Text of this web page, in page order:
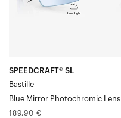
Lens
SPEEDCRAFT® SL
Bastille
Blue Mirror Photochromic Lens
Prix
189,90 €